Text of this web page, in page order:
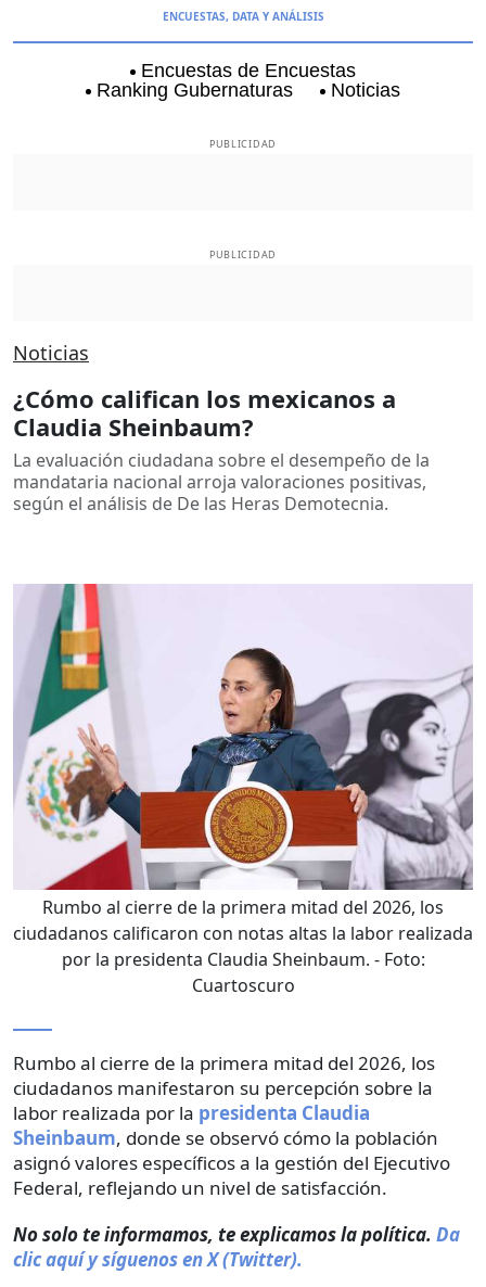
ENCUESTAS, DATA Y ANÁLISIS
Encuestas de Encuestas
Ranking Gubernaturas
Noticias
PUBLICIDAD
PUBLICIDAD
Noticias
¿Cómo califican los mexicanos a
Claudia Sheinbaum?
La evaluación ciudadana sobre el desempeño de la
mandataria nacional arroja valoraciones positivas,
según el análisis de De las Heras Demotecnia.
Rumbo al cierre de la primera mitad del 2026, los
ciudadanos calificaron con notas altas la labor realizada
por la presidenta Claudia Sheinbaum. - Foto:
Cuartoscuro
Rumbo al cierre de la primera mitad del 2026, los
ciudadanos manifestaron su percepción sobre la
labor realizada por la presidenta Claudia
Sheinbaum, donde se observó cómo la población
asignó valores específicos a la gestión del Ejecutivo
Federal, reflejando un nivel de satisfacción.
No solo te informamos, te explicamos la política. Da
clic aquí y síguenos en X (Twitter).